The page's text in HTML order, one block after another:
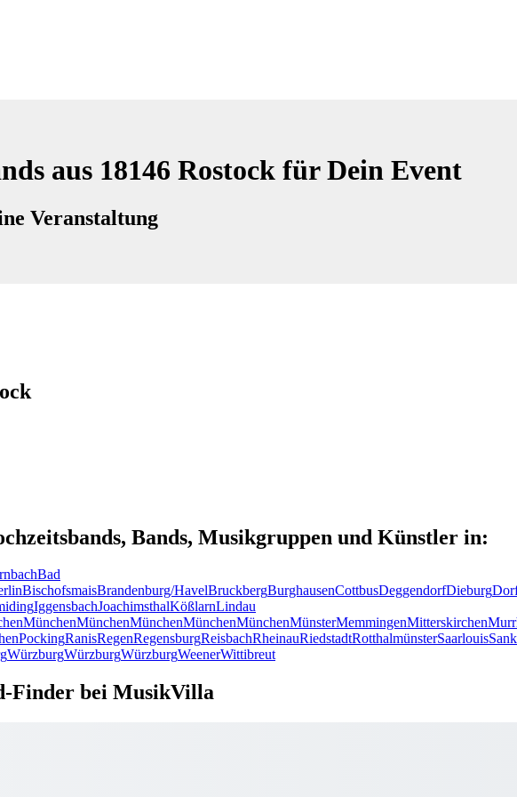
aus 18146 Rostock für Dein Event
Veranstaltung
Bands, Musikgruppen und Künstler in:
Bad
BischofsmaisBrandenburg/HavelBruckbergBurghausenCottbusDeggendorfDieburg
IggensbachJoachimsthalKößlarnLindau
MünchenMünchenMünchenMünchenMünchenMünsterMemmingenMitterskirchen
PockingRanisRegenRegensburgReisbachRheinauRiedstadtRotthalmünsterSaarlouis
WürzburgWürzburgWürzburgWeenerWittibreut
Finder bei MusikVilla